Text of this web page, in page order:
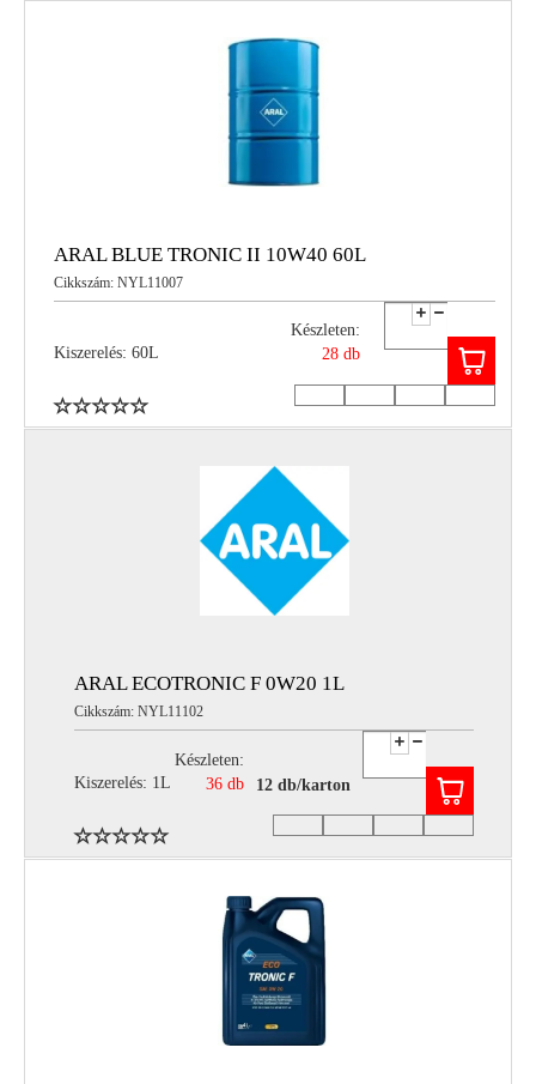
ARAL BLUE TRONIC II 10W40 60L
Cikkszám: NYL11007
Kiszerelés: 60L
Készleten:
28 db
ARAL ECOTRONIC F 0W20 1L
Cikkszám: NYL11102
Kiszerelés: 1L
Készleten:
36 db
12 db/karton